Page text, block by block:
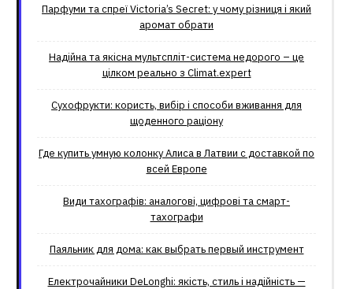
Парфуми та спреї Victoria’s Secret: у чому різниця і який
аромат обрати
Надійна та якісна мультспліт-система недорого – це
цілком реально з Climat.еxpert
Сухофрукти: користь, вибір і способи вживання для
щоденного раціону
Где купить умную колонку Алиса в Латвии с доставкой по
всей Европе
Види тахографів: аналогові, цифрові та смарт-
тахографи
Паяльник для дома: как выбрать первый инструмент
Електрочайники DeLonghi: якість, стиль і надійність —